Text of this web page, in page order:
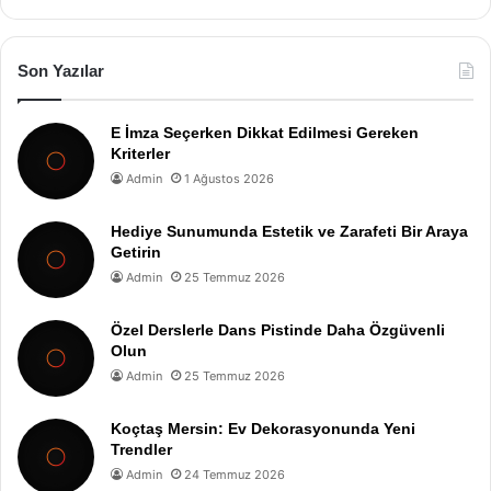
Son Yazılar
E İmza Seçerken Dikkat Edilmesi Gereken
Kriterler
Admin 1 Ağustos 2026
Hediye Sunumunda Estetik ve Zarafeti Bir Araya
Getirin
Admin 25 Temmuz 2026
Özel Derslerle Dans Pistinde Daha Özgüvenli
Olun
Admin 25 Temmuz 2026
Koçtaş Mersin: Ev Dekorasyonunda Yeni
Trendler
Admin 24 Temmuz 2026